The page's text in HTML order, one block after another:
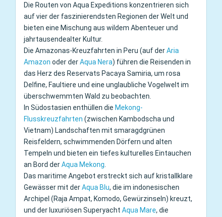
Die Routen von Aqua Expeditions konzentrieren sich
auf vier der faszinierendsten Regionen der Welt und
bieten eine Mischung aus wildem Abenteuer und
jahrtausendealter Kultur.
Die Amazonas-Kreuzfahrten in Peru (auf derAria
Amazon oder derAqua Nera) führen die Reisenden in
das Herz des Reservats Pacaya Samiria, um rosa
Delfine, Faultiere und eine unglaubliche Vogelwelt im
überschwemmten Wald zu beobachten.
In Südostasien enthüllen die Mekong-
Flusskreuzfahrten (zwischen Kambodscha und
Vietnam) Landschaften mit smaragdgrünen
Reisfeldern, schwimmenden Dörfern und alten
Tempeln und bieten ein tiefes kulturelles Eintauchen
an Bord derAqua Mekong
Das maritime Angebot erstreckt sich auf kristallklare
Gewässer mit derAqua Blu, die im indonesischen
Archipel (Raja Ampat, Komodo, Gewürzinseln) kreuzt,
und der luxuriösen Superyacht Aqua Mare, die